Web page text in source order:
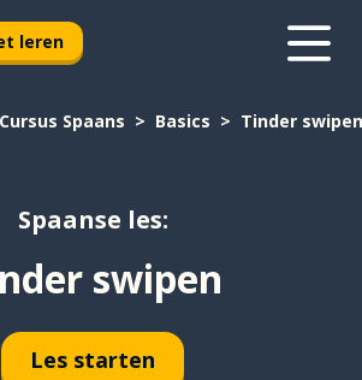
leren
Cursus Spaans Basics Tinder swipen
Spaanse les:
swipen
Les starten